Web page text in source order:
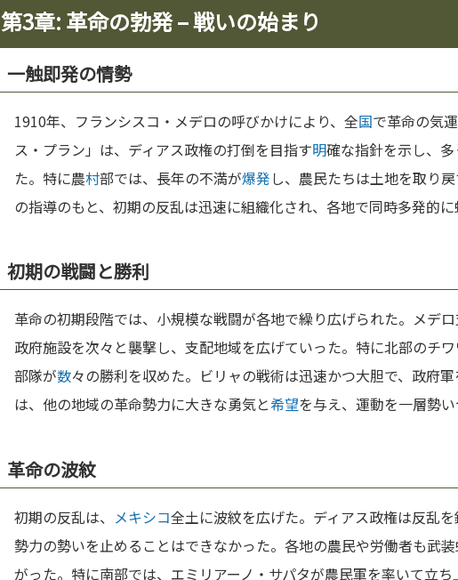
第3章: 革命の勃発 – 戦いの始まり
一触即発の情勢
1910年、フランシスコ・メデロの呼びかけにより、全国で革命の気
ス・プラン」は、ディアス政権の打倒を目指す明確な指針を示し、多
た。特に農村部では、長年の不満が爆発し、農民たちは土地を取り
の指導のもと、初期の反乱は迅速に組織化され、各地で同時多発的に
初期の戦闘と勝利
革命の初期段階では、小規模な戦闘が各地で繰り広げられた。メデ
政府施設を次々と襲撃し、支配地域を広げていった。特に北部のチワ
部隊が数々の勝利を収めた。ビリャの戦術は迅速かつ大胆で、政府
は、他の地域の革命勢力に大きな勇気と希望を与え、運動を一層勢い
革命の波紋
初期の反乱は、 メキシコ全土に波紋を広げた。ディアス政権は反乱
勢力の勢いを止めることはできなかった。各地の農民や労働者も武
がった。特に南部では、エミリアーノ・サパタが農民軍を率いて立ち